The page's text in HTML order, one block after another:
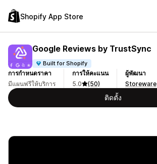
Shopify App Store
Google Reviews by TrustSync
Built for Shopify
การกำหนดราคา
มีแผนฟรีให้บริการ
การให้คะแนน
5.0
(50)
ผู้พัฒนา
Storeware
ติดตั้ง